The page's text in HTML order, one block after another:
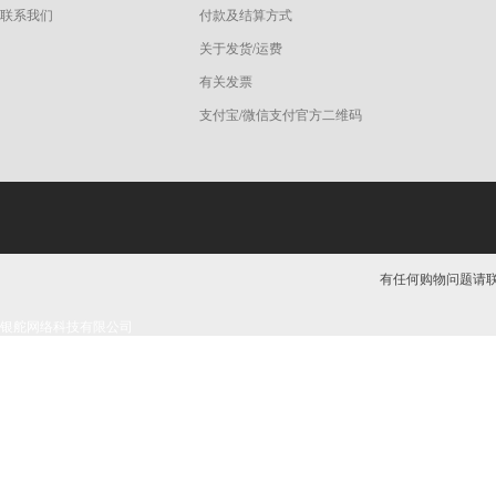
联系我们
付款及结算方式
关于发货/运费
有关发票
支付宝/微信支付官方二维码
有任何购物问题请